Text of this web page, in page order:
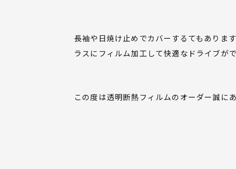
長袖や日焼け止めでカバーするてもありま
ラスにフィルム加工して快適なドライブが
この度は透明断熱フィルムのオーダー誠に